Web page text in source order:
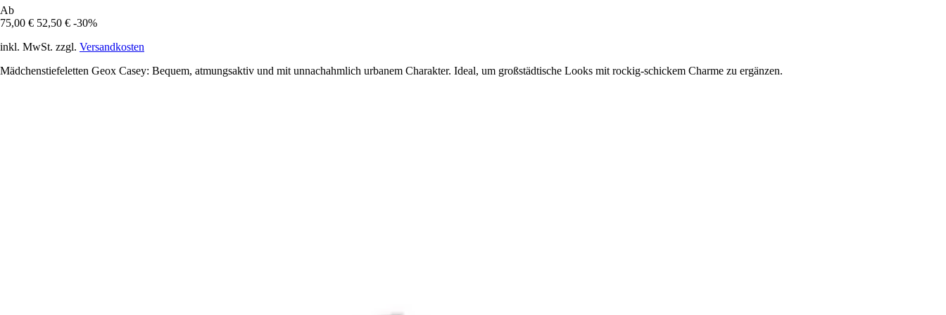
Ab
75,00 € 52,50 € -30%
inkl. MwSt. zzgl. Versandkosten
Mädchenstiefeletten Geox Casey: Bequem, atmungsaktiv und mit unnachahmlich urbanem Charakter. Ideal, um großstädtische Looks mit rockig-schickem Charme zu ergänzen.